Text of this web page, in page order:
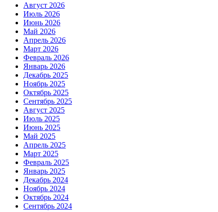
Август 2026
Июль 2026
Июнь 2026
Май 2026
Апрель 2026
Март 2026
Февраль 2026
Январь 2026
Декабрь 2025
Ноябрь 2025
Октябрь 2025
Сентябрь 2025
Август 2025
Июль 2025
Июнь 2025
Май 2025
Апрель 2025
Март 2025
Февраль 2025
Январь 2025
Декабрь 2024
Ноябрь 2024
Октябрь 2024
Сентябрь 2024